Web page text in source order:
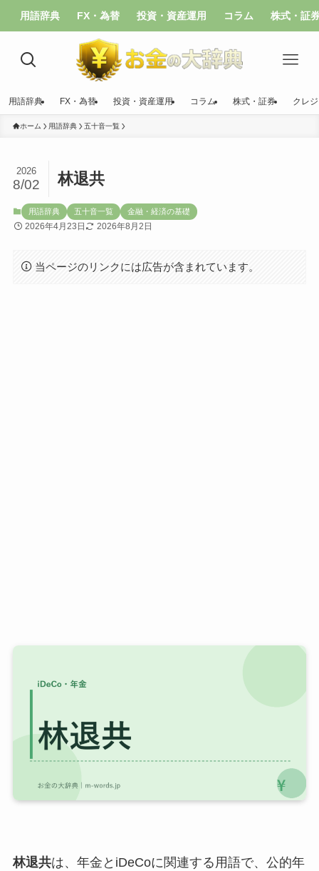
用語辞典 FX・為替 投資・資産運用 コラム 株式・証
用語辞典 FX・為替 投資・資産運用 コラム 株式・証券 クレ
ホーム 用語辞典 五十音一覧
林退共
2026
8/02
用語辞典 五十音一覧 金融・経済の基礎
2026年4月23日 2026年8月2日
当ページのリンクには広告が含まれています。
林退共は、年金とiDeCoに関連する用語で、公的年